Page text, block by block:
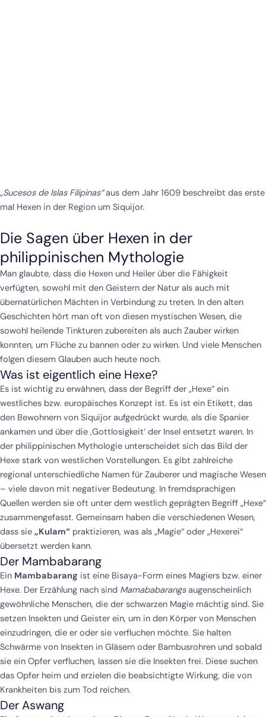
„Sucesos de Islas Filipinas“aus dem Jahr 1609 beschreibt das erste
mal Hexen in der Region um Siquijor.
Die Sagen über Hexen in der
philippinischen Mythologie
Man glaubte, dass die Hexen und Heiler über die Fähigkeit
verfügten, sowohl mit den Geistern der Natur als auch mit
übernatürlichen Mächten in Verbindung zu treten. In den alten
Geschichten hört man oft von diesen mystischen Wesen, die
sowohl heilende Tinkturen zubereiten als auch Zauber wirken
konnten, um Flüche zu bannen oder zu wirken. Und viele Menschen
folgen diesem Glauben auch heute noch.
Was ist eigentlich eine Hexe?
Es ist wichtig zu erwähnen, dass der Begriff der „Hexe“ ein
westliches bzw. europäisches Konzept ist. Es ist ein Etikett, das
den Bewohnern von Siquijor aufgedrückt wurde, als die Spanier
ankamen und über die ‚Gottlosigkeit‘ der Insel entsetzt waren. In
der philippinischen Mythologie unterscheidet sich das Bild der
Hexe stark von westlichen Vorstellungen. Es gibt zahlreiche
regional unterschiedliche Namen für Zauberer und magische Wesen
– viele davon mit negativer Bedeutung. In fremdsprachigen
Quellen werden sie oft unter dem westlich geprägten Begriff „Hexe“
zusammengefasst. Gemeinsam haben die verschiedenen Wesen,
dass sie „Kulam“ praktizieren, was als „Magie“ oder „Hexerei“
übersetzt werden kann.
Der Mambabarang
Ein Mambabarang ist eine Bisaya-Form eines Magiers bzw. einer
Hexe. Der Erzählung nach sind Mamababarangsaugenscheinlich
gewöhnliche Menschen, die der schwarzen Magie mächtig sind. Sie
setzen Insekten und Geister ein, um in den Körper von Menschen
einzudringen, die er oder sie verfluchen möchte. Sie halten
Schwärme von Insekten in Gläsern oder Bambusrohren und sobald
sie ein Opfer verfluchen, lassen sie die Insekten frei. Diese suchen
das Opfer heim und erzielen die beabsichtigte Wirkung, die von
Krankheiten bis zum Tod reichen.
Der Aswang